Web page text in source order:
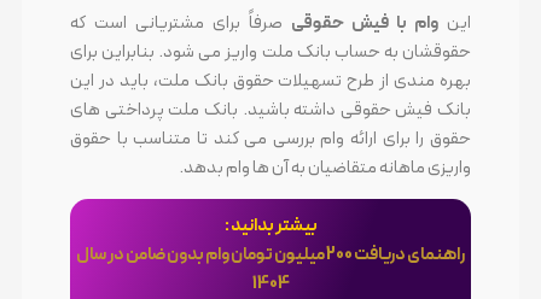
این وام با فیش حقوقی صرفاً برای مشتریانی است که
حقوقشان به حساب بانک ملت واریز می شود. بنابراین برای
بهره مندی از طرح تسهیلات حقوق بانک ملت، باید در این
بانک فیش حقوقی داشته باشید. بانک ملت پرداختی های
حقوق را برای ارائه وام بررسی می کند تا متناسب با حقوق
واریزی ماهانه متقاضیان به آن ها وام بدهد.
بیشتر بدانید :
راهنمای دریافت 200 میلیون تومان وام بدون ضامن در سال
1404